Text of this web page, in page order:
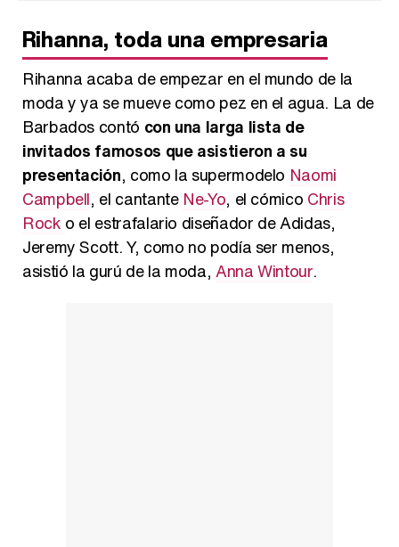
Rihanna, toda una empresaria
Rihanna acaba de empezar en el mundo de la
moda y ya se mueve como pez en el agua. La de
Barbados contó con una larga lista de
invitados famosos que asistieron a su
presentación, como la supermodelo Naomi
Campbell, el cantante Ne-Yo, el cómico Chris
Rock o el estrafalario diseñador de Adidas,
Jeremy Scott. Y, como no podía ser menos,
asistió la gurú de la moda, Anna Wintour.